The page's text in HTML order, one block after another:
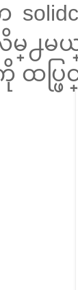
မ္႕မယ္
ပ္ဖြ